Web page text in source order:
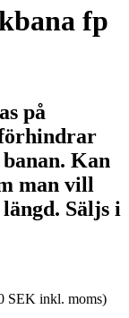
fp
på
Kan
man vill
Säljs i
SEK inkl. moms)